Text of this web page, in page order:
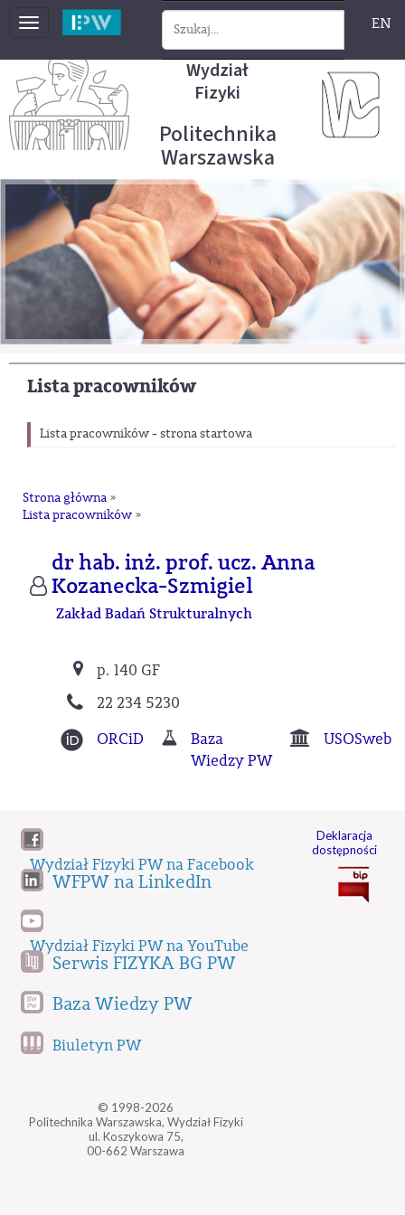
Toggle
EN
Wydział
Fizyki
Politechnika
Warszawska
Lista pracowników
Lista pracowników - strona startowa
Strona główna »
Lista pracowników »
dr hab. inż. prof. ucz. Anna
Kozanecka-Szmigiel
Zakład Badań Strukturalnych
p. 140 GF
22 234 5230
ORCiD
Baza
Wiedzy PW
USOSweb
Wydział Fizyki PW na Facebook
WFPW na LinkedIn
Wydział Fizyki PW na YouTube
Serwis FIZYKA BG PW
Baza Wiedzy PW
Biuletyn PW
© 1998-2026
Politechnika Warszawska, Wydział Fizyki
ul. Koszykowa 75,
00-662 Warszawa
Deklaracja
dostępności